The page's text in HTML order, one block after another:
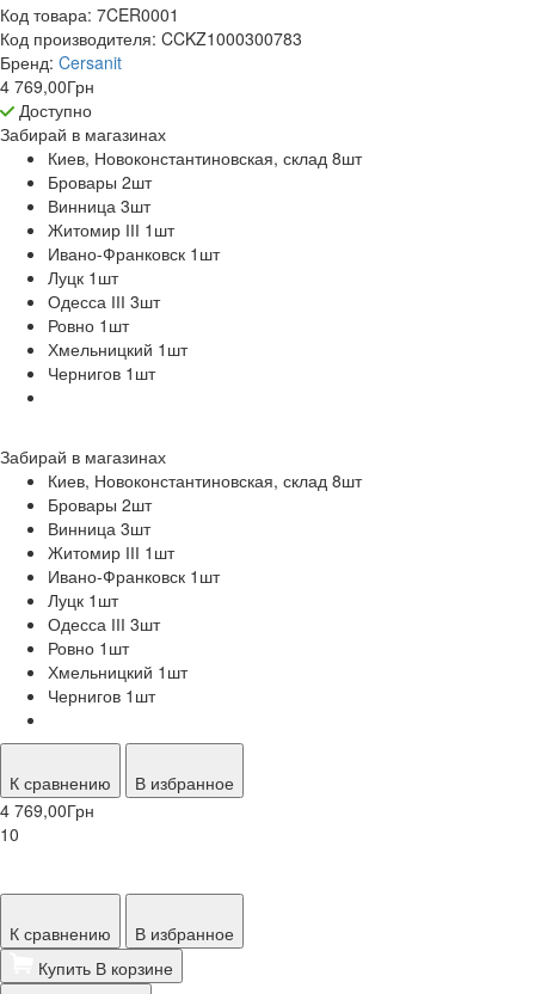
Код товара: 7CER0001
Код производителя: CCKZ1000300783
Бренд: Cersanit
4 769,00Грн
Доступно
Забирай в магазинах
Киев, Новоконстантиновская, склад 8шт
Бровары 2шт
Винница 3шт
Житомир ІІІ 1 шт
Ивано-Франковск 1 шт
Луцк 1 шт
Одесса ІІІ 3шт
Ровно 1 шт
Хмельницкий 1 шт
Чернигов 1 шт
Забирай в магазинах
Киев, Новоконстантиновская, склад 8шт
Бровары 2шт
Винница 3шт
Житомир ІІІ 1 шт
Ивано-Франковск 1 шт
Луцк 1 шт
Одесса ІІІ 3шт
Ровно 1 шт
Хмельницкий 1 шт
Чернигов 1 шт
К сравнению
В избранное
4 769,00Грн
10
К сравнению
В избранное
Купить В корзине